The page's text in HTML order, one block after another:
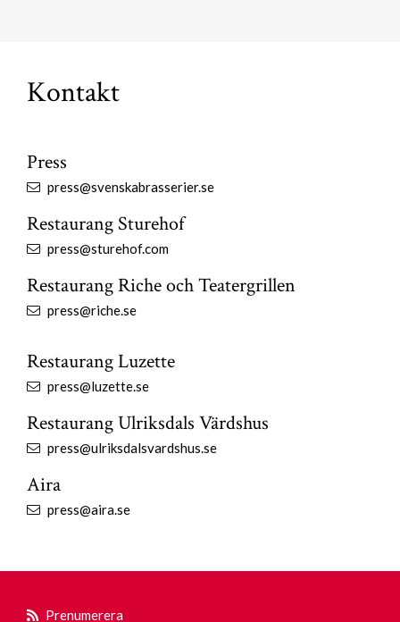
Kontakt
Press
press@svenskabrasserier.se
Restaurang Sturehof
press@sturehof.com
Restaurang Riche och Teatergrillen
press@riche.se
Restaurang Luzette
press@luzette.se
Restaurang Ulriksdals Värdshus
press@ulriksdalsvardshus.se
Aira
press@aira.se
Prenumerera